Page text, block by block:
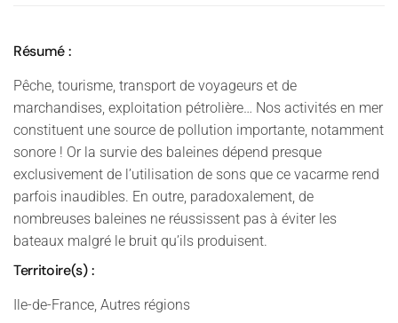
Résumé :
Pêche, tourisme, transport de voyageurs et de
marchandises, exploitation pétrolière… Nos activités en mer
constituent une source de pollution importante, notamment
sonore ! Or la survie des baleines dépend presque
exclusivement de l’utilisation de sons que ce vacarme rend
parfois inaudibles. En outre, paradoxalement, de
nombreuses baleines ne réussissent pas à éviter les
bateaux malgré le bruit qu’ils produisent.
Territoire(s) :
Ile-de-France, Autres régions